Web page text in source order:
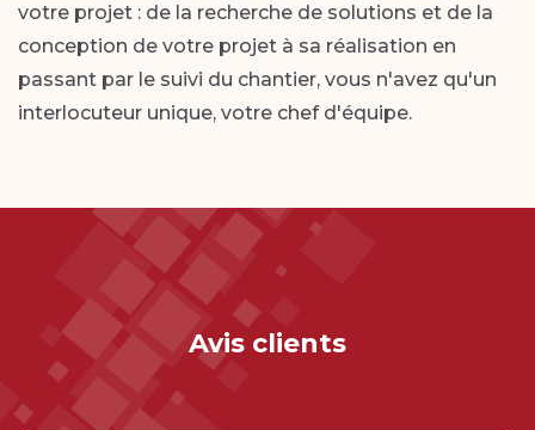
votre projet : de la recherche de solutions et de la
conception de votre projet à sa réalisation en
passant par le suivi du chantier, vous n'avez qu'un
interlocuteur unique, votre chef d'équipe.
Avis clients